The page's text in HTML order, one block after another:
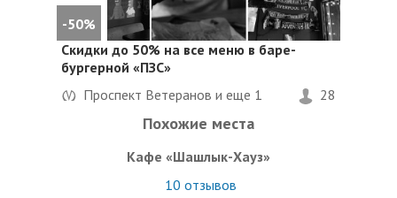
-50%
Скидки до 50% на все меню в баре-
бургерной «ПЗС»
Проспект Ветеранов и еще 1 28
Похожие места
Кафе «Шашлык-Хауз»
10 отзывов